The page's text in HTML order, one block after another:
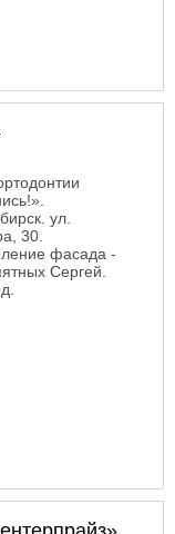
ул.
30.
фасада -
Сергей.